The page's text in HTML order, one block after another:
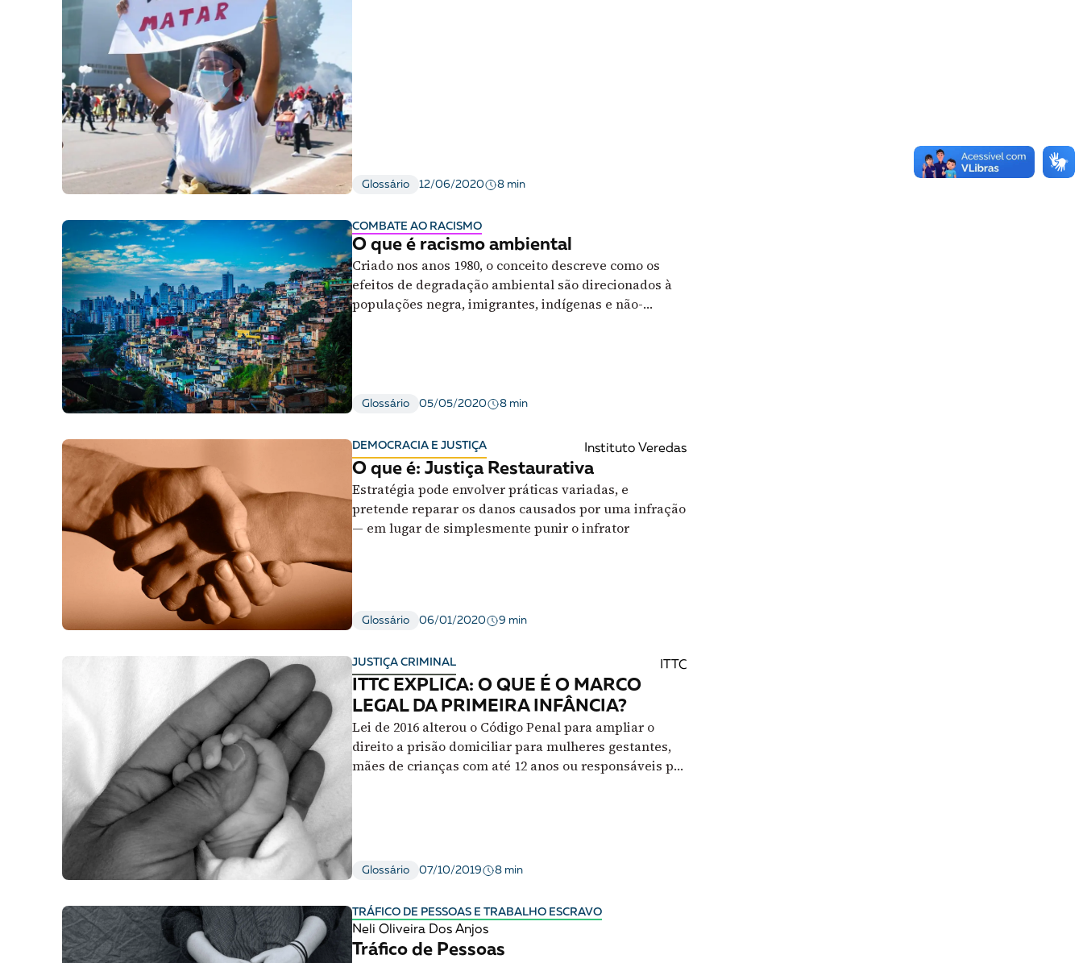
Glossário 12/06/2020 8 min
COMBATE AO RACISMO
O que é racismo ambiental
Criado nos anos 1980, o conceito descreve como os
efeitos de degradação ambiental são direcionados à
populações negra, imigrantes, indígenas e não-
brancas
Glossário 05/05/2020 8 min
DEMOCRACIA E JUSTIÇA Instituto Veredas
O que é: Justiça Restaurativa
Estratégia pode envolver práticas variadas, e
pretende reparar os danos causados por uma infração
— em lugar de simplesmente punir o infrator
Glossário 06/01/2020 9 min
JUSTIÇA CRIMINAL ITTC
ITTC EXPLICA: O QUE É O MARCO
LEGAL DA PRIMEIRA INFÂNCIA?
Lei de 2016 alterou o Código Penal para ampliar o
direito a prisão domiciliar para mulheres gestantes,
mães de crianças com até 12 anos ou responsáveis por
Glossário 07/10/2019 8 min
TRÁFICO DE PESSOAS E TRABALHO ESCRAVO
Neli Oliveira Dos Anjos
Tráfico de Pessoas